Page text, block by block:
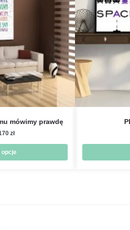
mówimy prawdę
złZakres
od
18 zł
opcje